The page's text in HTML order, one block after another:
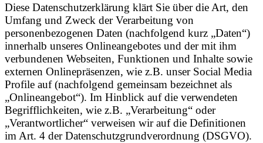
Diese Datenschutzerklärung klärt Sie über die Art, den
Umfang und Zweck der Verarbeitung von
personenbezogenen Daten (nachfolgend kurz „Daten“)
innerhalb unseres Onlineangebotes und der mit ihm
verbundenen Webseiten, Funktionen und Inhalte sowie
externen Onlinepräsenzen, wie z.B. unser Social Media
Profile auf (nachfolgend gemeinsam bezeichnet als
„Onlineangebot“). Im Hinblick auf die verwendeten
Begrifflichkeiten, wie z.B. „Verarbeitung“ oder
„Verantwortlicher“ verweisen wir auf die Definitionen
im Art. 4 der Datenschutzgrundverordnung (DSGVO).